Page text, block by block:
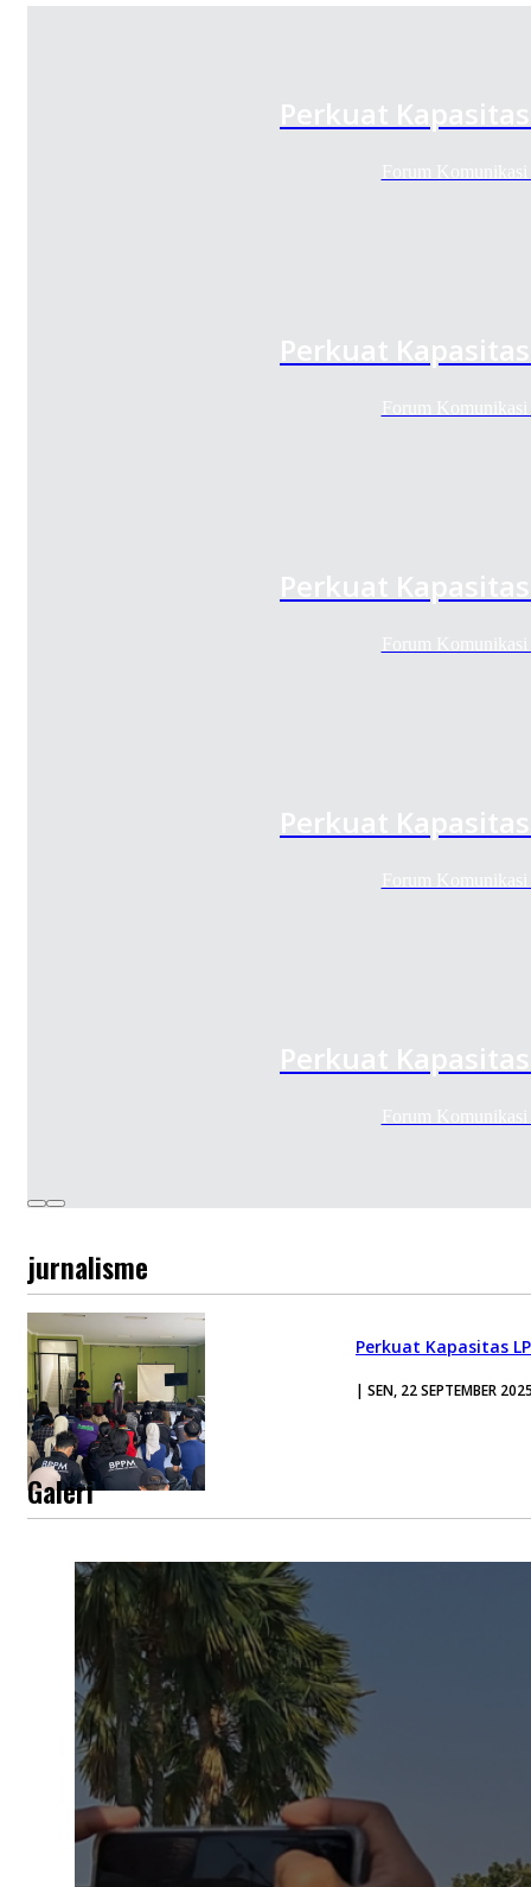
Perkuat
Forum
Perkuat
Forum
Perkuat
Forum
Perkuat
Forum
Perkuat
Forum
jurnalisme
Perkuat Kapasitas
| SEN, 22 SEPTEMBER
Galeri